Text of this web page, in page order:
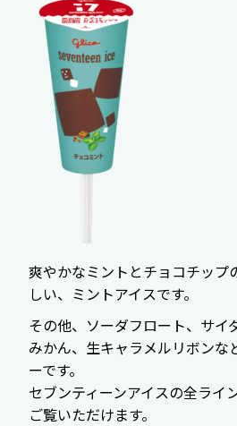
爽やかなミントとチョコチップ
しい、ミントアイスです。
その他、ソーダフロート、サイ
みかん、生キャラメルリボンな
ーです。
セブンティーンアイスの全ライ
ご覧いただけます。